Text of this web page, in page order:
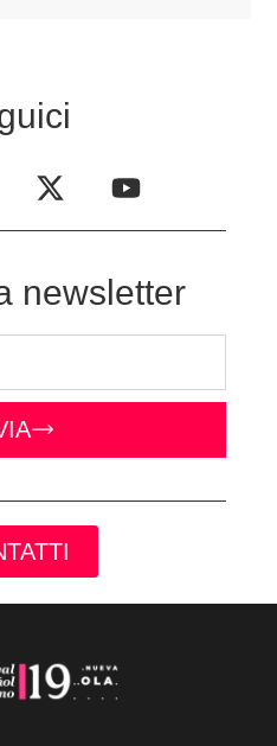
newsletter